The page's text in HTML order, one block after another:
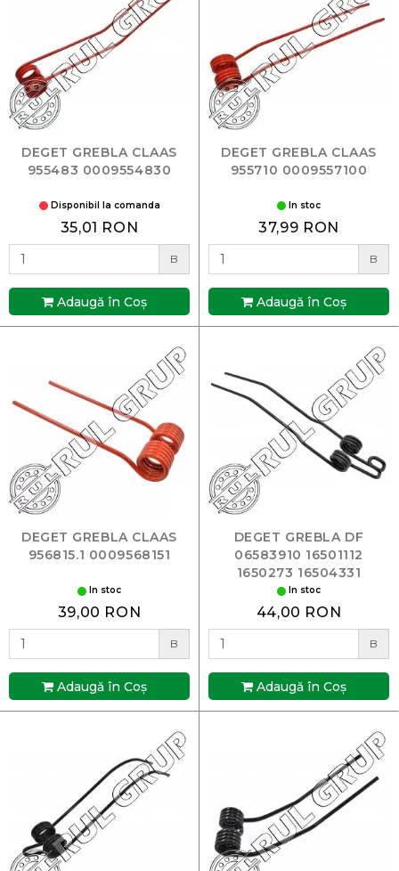
DEGET GREBLA CLAAS
955483 0009554830
Disponibil la comanda
35,01 RON
B
Adaugă în Coş
DEGET GREBLA CLAAS
955710 0009557100
In stoc
37,99 RON
B
Adaugă în Coş
DEGET GREBLA CLAAS
956815.1 0009568151
In stoc
39,00 RON
B
Adaugă în Coş
DEGET GREBLA DF
06583910 16501112
1650273 16504331
In stoc
44,00 RON
B
Adaugă în Coş